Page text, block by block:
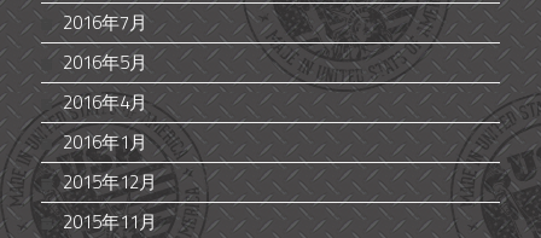
2016年7月
2016年5月
2016年4月
2016年1月
2015年12月
2015年11月